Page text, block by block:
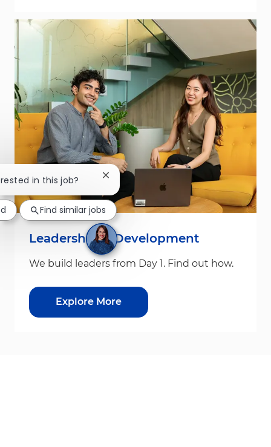
Leadership & Development
We build leaders from Day 1. Find out how.
Explore More
in this job? Close chatbot notification
Find similar jobs